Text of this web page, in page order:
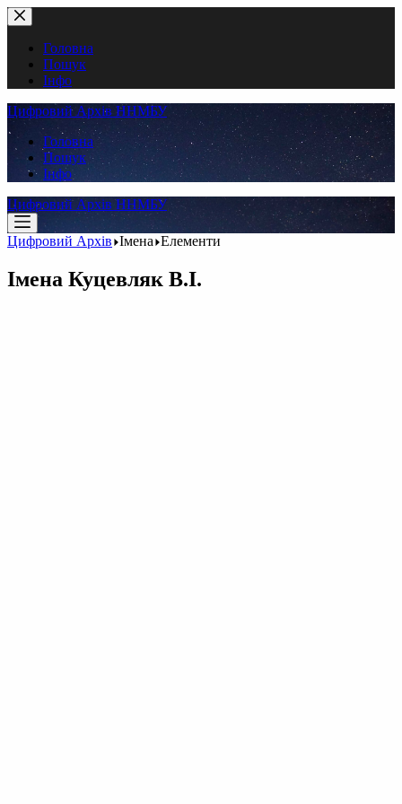
Перейти
до
вмістуГоловна
Пошук
Інфо
Цифровий Архів ННМБУ
Головна
Пошук
Інфо
Цифровий Архів ННМБУ
Цифровий Архів Імена Елементи
Імена Куцевляк В.І.